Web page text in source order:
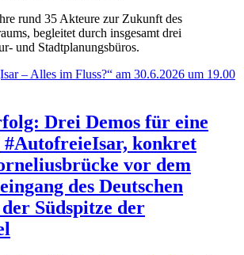
rund 35 Akteure zur Zukunft des
begleitet durch insgesamt drei
und Stadtplanungsbüros.
– Alles im Fluss?“ am 30.6.2026 um 19.00
Drei Demos für eine
#AutofreieIsar, konkret
vor dem
des Deutschen
Südspitze der